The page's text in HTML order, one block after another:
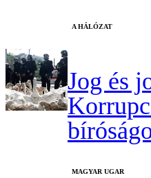
A HÁLÓZAT
Jog és
MAGYAR UGAR